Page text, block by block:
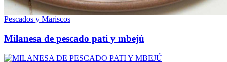
Pescados y Mariscos
Milanesa de pescado pati y mbejú